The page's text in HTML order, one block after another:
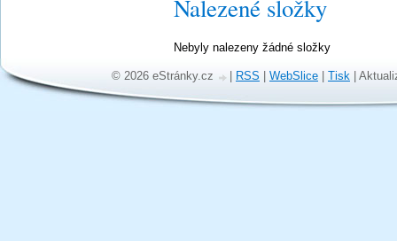
Nalezené složky
Nebyly nalezeny žádné složky
© 2026 eStránky.cz RSS WebSlice Tisk